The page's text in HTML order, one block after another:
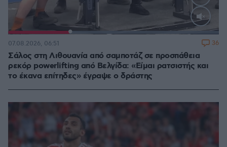
Loaded:
Σάλος στη Λιθουανία από σαμποτάζ σε προσπάθεια
ρεκόρ powerlifting από Βελγίδα: «Είμαι ρατσιστής και
το έκανα επίτηδες» έγραψε ο δράστης
07.08.2026, 06:51 36